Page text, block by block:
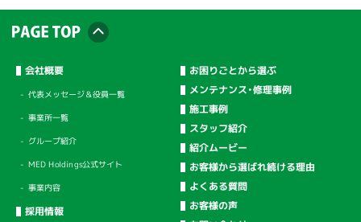
会社概要
代表メッセージ＆役員一覧
事業所一覧
グループ紹介
MED Holdings公式サイト
事業内容
採用情報
お困りごとから選ぶ
メンテナンス・修理事例
施工事例
スタッフ紹介
紹介ムービー
お客様から選ばれ続ける理由
よくある質問
お客様の声